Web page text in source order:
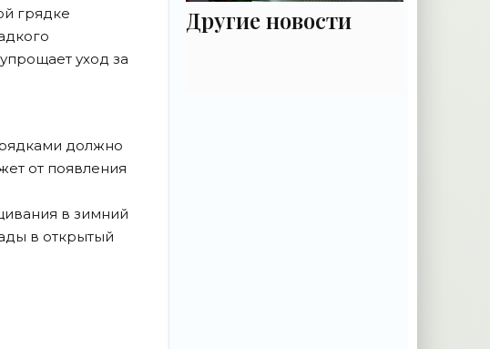
грядке
уход за
должно
от появления
в зимний
в открытый
Другие новости